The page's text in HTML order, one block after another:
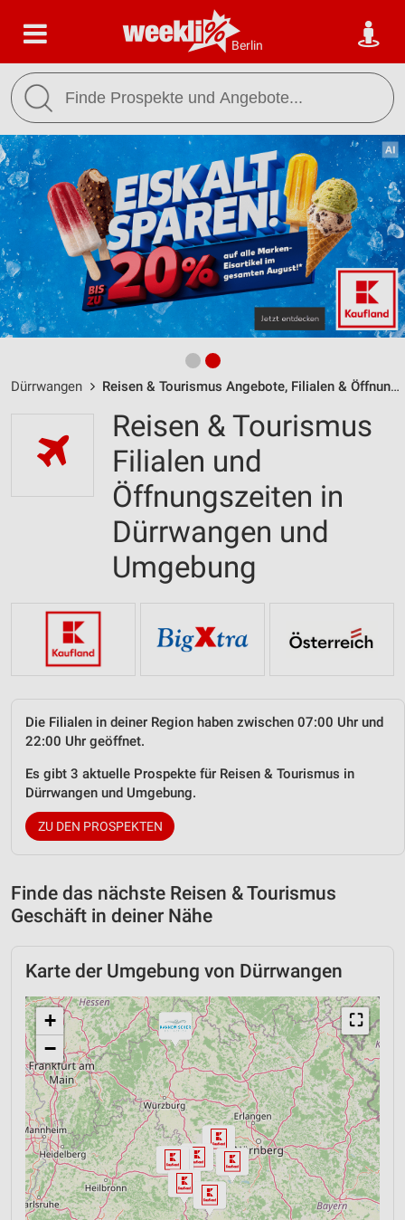
Berlin
Dürrwangen Reisen & Tourismus Angebote, Filialen & Öffnungszeiten
Reisen & Tourismus
Filialen und
Öffnungszeiten in
Dürrwangen und
Umgebung
Die Filialen in deiner Region haben zwischen 07:00 Uhr und
22:00 Uhr geöffnet.
Es gibt 3 aktuelle Prospekte für Reisen & Tourismus in
Dürrwangen und Umgebung.
ZU DEN PROSPEKTEN
Finde das nächste Reisen & Tourismus
Geschäft in deiner Nähe
Karte der Umgebung von Dürrwangen
⛶
+
−